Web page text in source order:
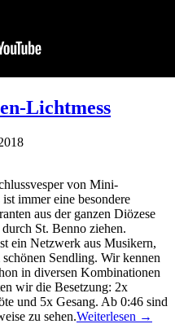
Lichtmess
von Mini-
immer eine besondere
aus der ganzen Diözese
St. Benno ziehen.
ein Netzwerk aus Musikern,
Sendling. Wir kennen
in diversen Kombinationen
wir die Besetzung: 2x
und 5x Gesang. Ab 0:46 sind
zu sehen.Weiterlesen →